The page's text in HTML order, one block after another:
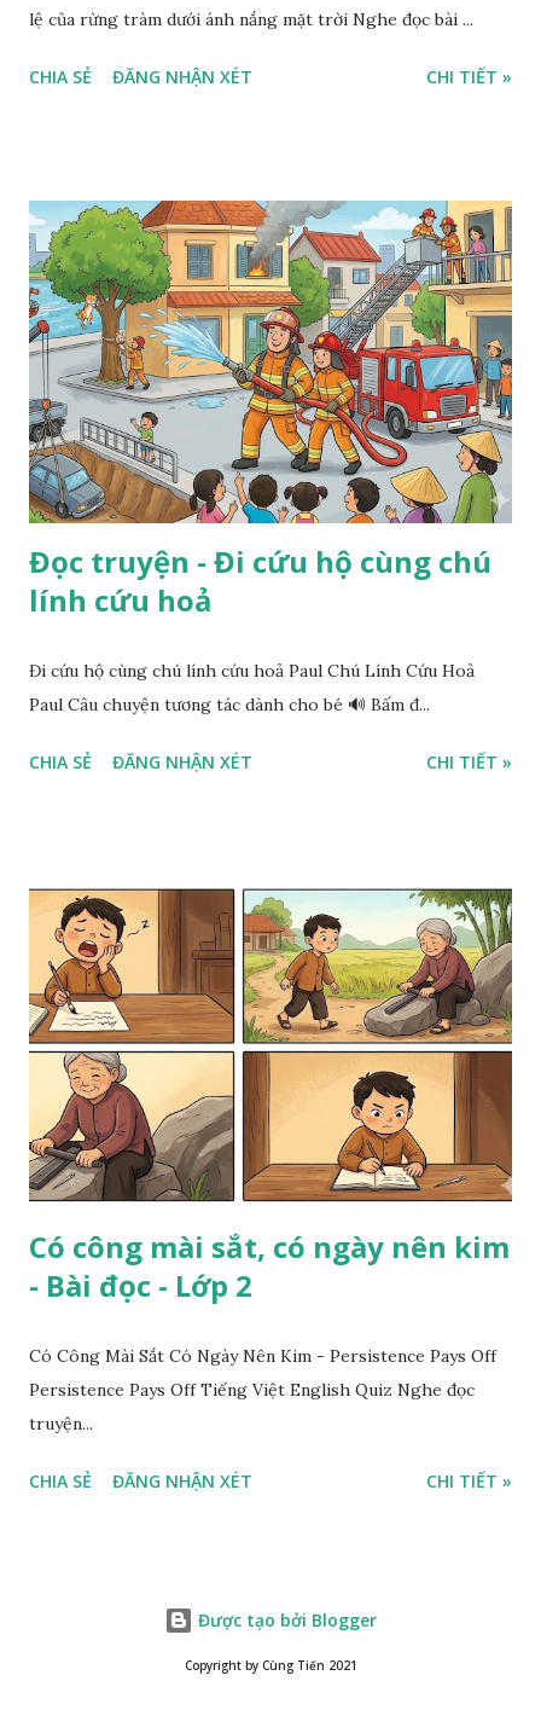
lệ của rừng tràm dưới ánh nắng mặt trời Nghe đọc bài ...
CHIA SẺ ĐĂNG NHẬN XÉT CHI TIẾT »
Đọc truyện - Đi cứu hộ cùng chú
lính cứu hoả
Đi cứu hộ cùng chú lính cứu hoả Paul Chú Lính Cứu Hoả
Paul Câu chuyện tương tác dành cho bé 🔊 Bấm đ...
CHIA SẺ ĐĂNG NHẬN XÉT CHI TIẾT »
Có công mài sắt, có ngày nên kim
- Bài đọc - Lớp 2
Có Công Mài Sắt Có Ngày Nên Kim - Persistence Pays Off
Persistence Pays Off Tiếng Việt English Quiz Nghe đọc
truyện...
CHIA SẺ ĐĂNG NHẬN XÉT CHI TIẾT »
Được tạo bởi Blogger
Copyright by Cùng Tiến 2021